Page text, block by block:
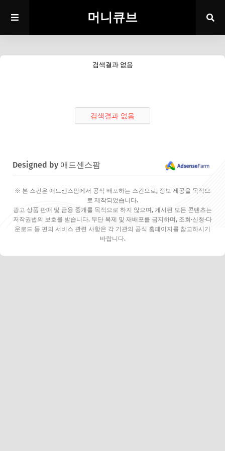
머니큐브
검색결과 없음
검색결과 없음
Designed by 애드센스팜
※ 본 스킨은 애드센스팜에서 공식 배포하는 스킨으로, 정보 제공을 목적으
로 제작되었습니다.
광고 상품 판매 및 금융 중개를 목적으로 하지 않으며, 게시된 모든 콘텐츠는
저작권법의 보호를 받습니다. 무단 복제 및 재배포를 금지하며, 조회·신청·다
운로드 등 편의 서비스 관련 사항은 각 기관의 공식 홈페이지를 참고하시기
바랍니다.